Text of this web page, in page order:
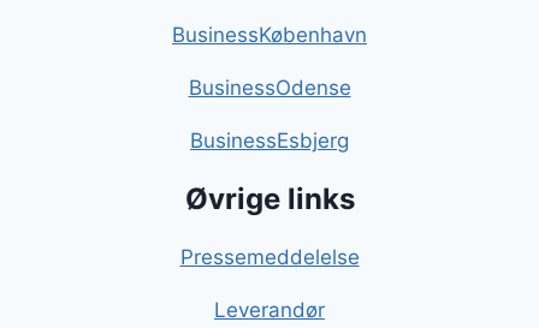
BusinessKøbenhavn
BusinessOdense
BusinessEsbjerg
Øvrige links
Pressemeddelelse
Leverandør